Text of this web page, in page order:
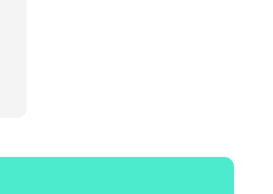
характеристики Tank 700